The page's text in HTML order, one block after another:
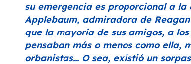
su emergencia es proporcional a
Applebaum, admiradora de
que la mayoría de sus amigos, a
pensaban más o menos como ella,
orbanistas… O sea, existió un